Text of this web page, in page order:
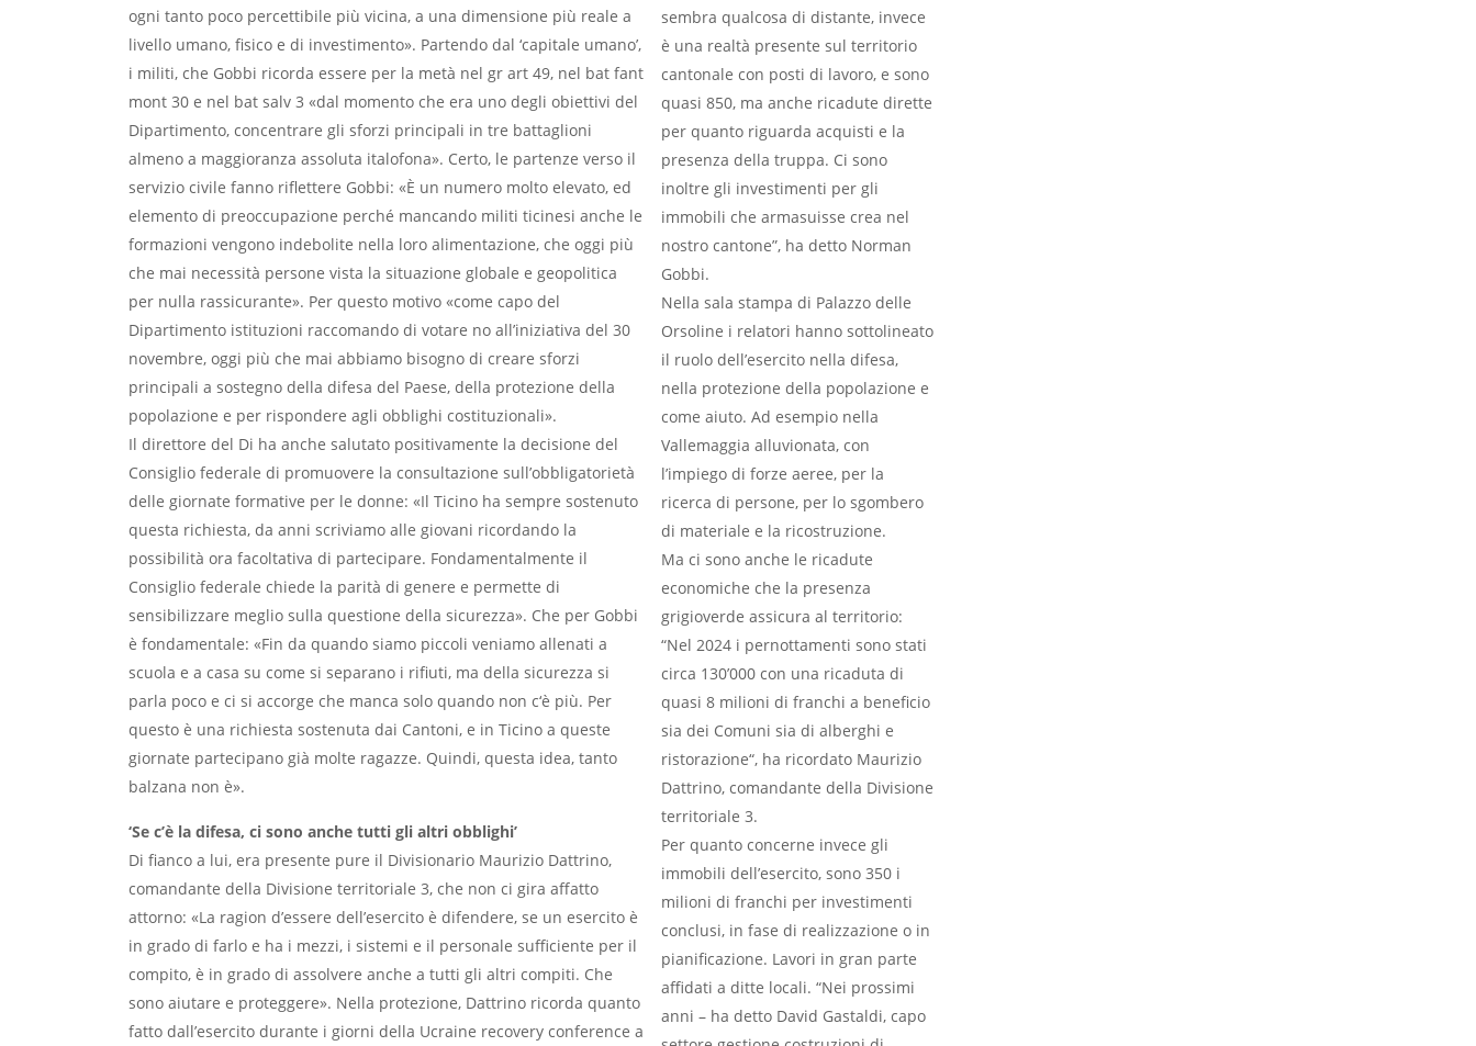
ogni tanto poco percettibile più vicina, a una dimensione più reale a
livello umano, fisico e di investimento». Partendo dal ‘capitale umano’,
i militi, che Gobbi ricorda essere per la metà nel gr art 49, nel bat fant
mont 30 e nel bat salv 3 «dal momento che era uno degli obiettivi del
Dipartimento, concentrare gli sforzi principali in tre battaglioni
almeno a maggioranza assoluta italofona». Certo, le partenze verso il
servizio civile fanno riflettere Gobbi: «È un numero molto elevato, ed
elemento di preoccupazione perché mancando militi ticinesi anche le
formazioni vengono indebolite nella loro alimentazione, che oggi più
che mai necessità persone vista la situazione globale e geopolitica
per nulla rassicurante». Per questo motivo «come capo del
Dipartimento istituzioni raccomando di votare no all’iniziativa del 30
novembre, oggi più che mai abbiamo bisogno di creare sforzi
principali a sostegno della difesa del Paese, della protezione della
popolazione e per rispondere agli obblighi costituzionali».
Il direttore del Di ha anche salutato positivamente la decisione del
Consiglio federale di promuovere la consultazione sull’obbligatorietà
delle giornate formative per le donne: «Il Ticino ha sempre sostenuto
questa richiesta, da anni scriviamo alle giovani ricordando la
possibilità ora facoltativa di partecipare. Fondamentalmente il
Consiglio federale chiede la parità di genere e permette di
sensibilizzare meglio sulla questione della sicurezza». Che per Gobbi
è fondamentale: «Fin da quando siamo piccoli veniamo allenati a
scuola e a casa su come si separano i rifiuti, ma della sicurezza si
parla poco e ci si accorge che manca solo quando non c‘è più. Per
questo è una richiesta sostenuta dai Cantoni, e in Ticino a queste
giornate partecipano già molte ragazze. Quindi, questa idea, tanto
balzana non è».
‘Se c’è la difesa, ci sono anche tutti gli altri obblighi’
Di fianco a lui, era presente pure il Divisionario Maurizio Dattrino,
comandante della Divisione territoriale 3, che non ci gira affatto
attorno: «La ragion d’essere dell’esercito è difendere, se un esercito è
in grado di farlo e ha i mezzi, i sistemi e il personale sufficiente per il
compito, è in grado di assolvere anche a tutti gli altri compiti. Che
sono aiutare e proteggere». Nella protezione, Dattrino ricorda quanto
fatto dall’esercito durante i giorni della Ucraine recovery conference a
sembra qualcosa di distante, invece
è una realtà presente sul territorio
cantonale con posti di lavoro, e sono
quasi 850, ma anche ricadute dirette
per quanto riguarda acquisti e la
presenza della truppa. Ci sono
inoltre gli investimenti per gli
immobili che armasuisse crea nel
nostro cantone”, ha detto Norman
Gobbi.
Nella sala stampa di Palazzo delle
Orsoline i relatori hanno sottolineato
il ruolo dell’esercito nella difesa,
nella protezione della popolazione e
come aiuto. Ad esempio nella
Vallemaggia alluvionata, con
l’impiego di forze aeree, per la
ricerca di persone, per lo sgombero
di materiale e la ricostruzione.
Ma ci sono anche le ricadute
economiche che la presenza
grigioverde assicura al territorio:
“Nel 2024 i pernottamenti sono stati
circa 130’000 con una ricaduta di
quasi 8 milioni di franchi a beneficio
sia dei Comuni sia di alberghi e
ristorazione“, ha ricordato Maurizio
Dattrino, comandante della Divisione
territoriale 3.
Per quanto concerne invece gli
immobili dell’esercito, sono 350 i
milioni di franchi per investimenti
conclusi, in fase di realizzazione o in
pianificazione. Lavori in gran parte
affidati a ditte locali. “Nei prossimi
anni – ha detto David Gastaldi, capo